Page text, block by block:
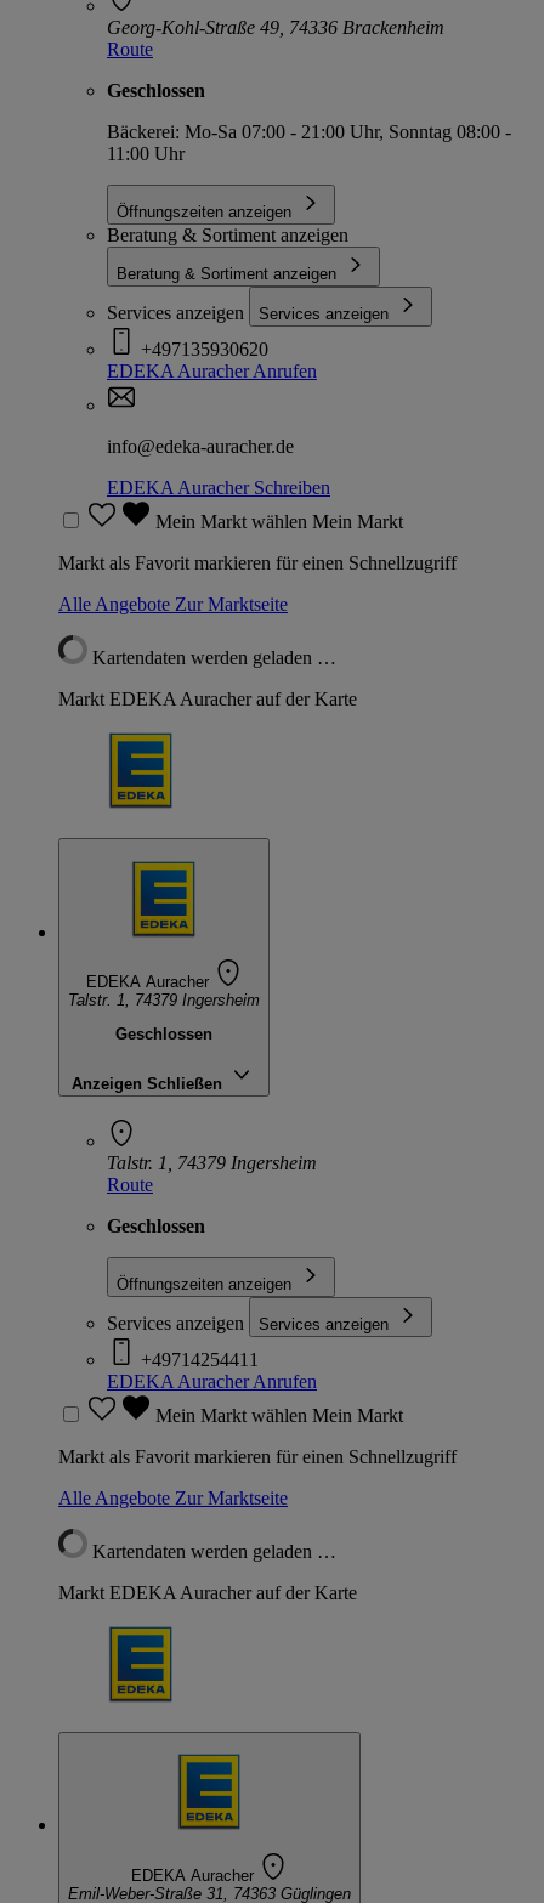
Georg-Kohl-Straße 49, 74336 Brackenheim
Route
Geschlossen
Bäckerei: Mo-Sa 07:00 - 21:00 Uhr, Sonntag 08:00 -
11:00 Uhr
Öffnungszeiten anzeigen
Beratung & Sortiment anzeigen
Beratung & Sortiment anzeigen
Services anzeigen Services anzeigen
+497135930620
EDEKA AuracherAnrufen
info@edeka-auracher.de
EDEKA AuracherSchreiben
Mein Markt wählen Mein Markt
Markt als Favorit markieren für einen Schnellzugriff
Alle Angebote Zur Marktseite
Kartendaten werden geladen …
Markt EDEKA Auracher auf der Karte
EDEKA Auracher
Talstr. 1, 74379 Ingersheim
Geschlossen
Anzeigen Schließen
Talstr. 1, 74379 Ingersheim
Route
Geschlossen
Öffnungszeiten anzeigen
Services anzeigen Services anzeigen
+49714254411
EDEKA AuracherAnrufen
Mein Markt wählen Mein Markt
Markt als Favorit markieren für einen Schnellzugriff
Alle Angebote Zur Marktseite
Kartendaten werden geladen …
Markt EDEKA Auracher auf der Karte
EDEKA Auracher
Emil-Weber-Straße 31, 74363 Güglingen